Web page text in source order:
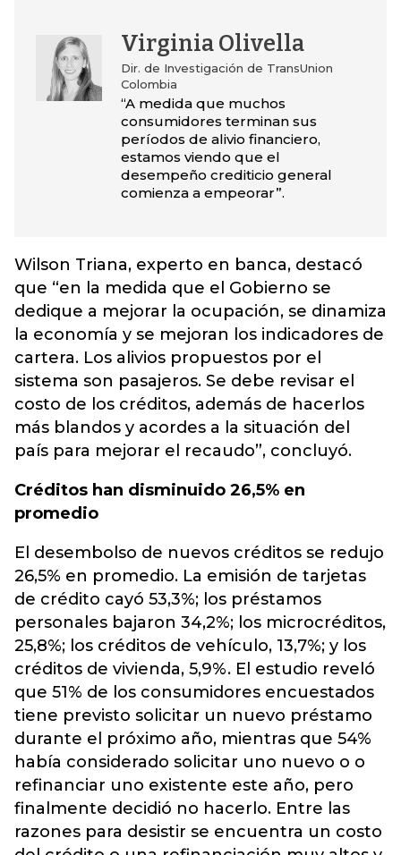
Virginia Olivella
Dir. de Investigación de TransUnion
Colombia
“A medida que muchos
consumidores terminan sus
períodos de alivio financiero,
estamos viendo que el
desempeño crediticio general
comienza a empeorar”.
Wilson Triana, experto en banca, destacó
que “en la medida que el Gobierno se
dedique a mejorar la ocupación, se dinamiza
la economía y se mejoran los indicadores de
cartera. Los alivios propuestos por el
sistema son pasajeros. Se debe revisar el
costo de los créditos, además de hacerlos
más blandos y acordes a la situación del
país para mejorar el recaudo”, concluyó.
Créditos han disminuido 26,5% en
promedio
El desembolso de nuevos créditos se redujo
26,5% en promedio. La emisión de tarjetas
de crédito cayó 53,3%; los préstamos
personales bajaron 34,2%; los microcréditos,
25,8%; los créditos de vehículo, 13,7%; y los
créditos de vivienda, 5,9%. El estudio reveló
que 51% de los consumidores encuestados
tiene previsto solicitar un nuevo préstamo
durante el próximo año, mientras que 54%
había considerado solicitar uno nuevo o o
refinanciar uno existente este año, pero
finalmente decidió no hacerlo. Entre las
razones para desistir se encuentra un costo